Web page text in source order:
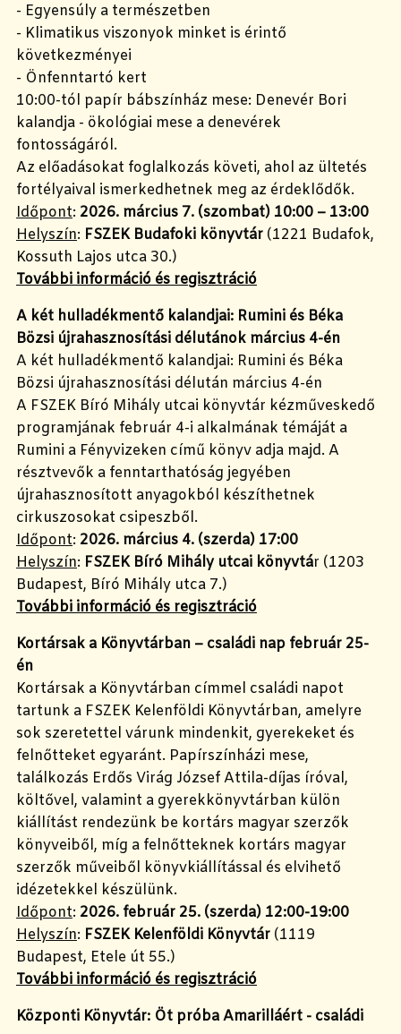
- Egyensúly a természetben
- Klimatikus viszonyok minket is érintő
következményei
- Önfenntartó kert
10:00-tól papír bábszínház mese: Denevér Bori
kalandja - ökológiai mese a denevérek
fontosságáról.
Az előadásokat foglalkozás követi, ahol az ültetés
fortélyaival ismerkedhetnek meg az érdeklődők.
Időpont: 2026. március 7. (szombat) 10:00 – 13:00
Helyszín: FSZEK Budafoki könyvtár (1221 Budafok,
Kossuth Lajos utca 30.)
További információ és regisztráció
A két hulladékmentő kalandjai: Rumini és Béka
Bözsi újrahasznosítási délutánok március 4-én
A két hulladékmentő kalandjai: Rumini és Béka
Bözsi újrahasznosítási délután március 4-én
A FSZEK Bíró Mihály utcai könyvtár kézműveskedő
programjának február 4-i alkalmának témáját a
Rumini a Fényvizeken című könyv adja majd. A
résztvevők a fenntarthatóság jegyében
újrahasznosított anyagokból készíthetnek
cirkuszosokat csipeszből.
Időpont: 2026. március 4. (szerda) 17:00
Helyszín: FSZEK Bíró Mihály utcai könyvtár (1203
Budapest, Bíró Mihály utca 7.)
További információ és regisztráció
Kortársak a Könyvtárban – családi nap február 25-
én
Kortársak a Könyvtárban címmel családi napot
tartunk a FSZEK Kelenföldi Könyvtárban, amelyre
sok szeretettel várunk mindenkit, gyerekeket és
felnőtteket egyaránt. Papírszínházi mese,
találkozás Erdős Virág József Attila-díjas íróval,
költővel, valamint a gyerekkönyvtárban külön
kiállítást rendezünk be kortárs magyar szerzők
könyveiből, míg a felnőtteknek kortárs magyar
szerzők műveiből könyvkiállítással és elvihető
idézetekkel készülünk.
Időpont: 2026. február 25. (szerda) 12:00-19:00
Helyszín: FSZEK Kelenföldi Könyvtár (1119
Budapest, Etele út 55.)
További információ és regisztráció
Központi Könyvtár: Öt próba Amarilláért - családi